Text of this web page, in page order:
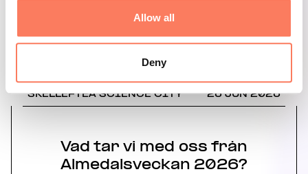
Allow all
Deny
SKELLEFTEÅ SCIENCE CITY 26 JUN 2026
Vad tar vi med oss från
Almedalsveckan 2026?